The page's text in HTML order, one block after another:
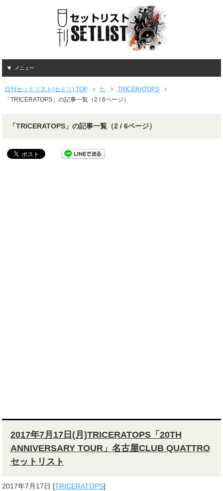
メニュー
日刊セットリスト(セトリ) TOP た
TRICERATOPS
「TRICERATOPS」の記事一覧（2 / 6ページ）
「TRICERATOPS」の記事一覧（2 / 6ページ）
2017年7月17日(月)TRICERATOPS「20TH
ANNIVERSARY TOUR」名古屋CLUB QUATTRO
セットリスト
2017年7月17日 [TRICERATOPS]